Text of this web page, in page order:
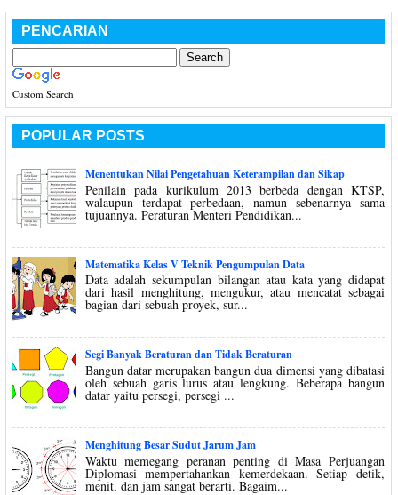
PENCARIAN
Custom Search
POPULAR POSTS
Menentukan Nilai Pengetahuan Keterampilan dan Sikap
Penilain pada kurikulum 2013 berbeda dengan KTSP,
walaupun terdapat perbedaan, namun sebenarnya sama
tujuannya. Peraturan Menteri Pendidikan...
Matematika Kelas V Teknik Pengumpulan Data
Data adalah sekumpulan bilangan atau kata yang didapat
dari hasil menghitung, mengukur, atau mencatat sebagai
bagian dari sebuah proyek, sur...
Segi Banyak Beraturan dan Tidak Beraturan
Bangun datar merupakan bangun dua dimensi yang dibatasi
oleh sebuah garis lurus atau lengkung. Beberapa bangun
datar yaitu persegi, persegi ...
Menghitung Besar Sudut Jarum Jam
Waktu memegang peranan penting di Masa Perjuangan
Diplomasi mempertahankan kemerdekaan. Setiap detik,
menit, dan jam sangat berarti. Bagaim...